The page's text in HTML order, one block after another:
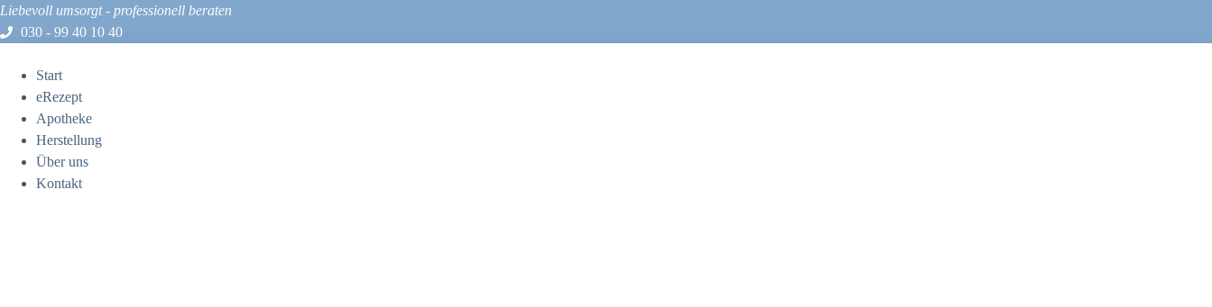
Liebevoll umsorgt - professionell beraten
030 - 99 40 10 40
Start
eRezept
Apotheke
Herstellung
Über uns
Kontakt